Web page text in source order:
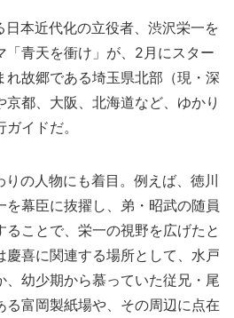
本近代化の立役者、渋沢栄一を
「青天を衝け」が、2月にスター
れ故郷である埼玉県北部（現・深
都、大阪、北海道など、ゆかり
イドだ。
の人物にも着目。例えば、徳川
を幕臣に抜擢し、弟・昭武の随員
ることで、栄一の視野を広げたと
慶喜に関連する場所として、水戸
、幼少期から慕っていた従兄・尾
る富岡製紙場や、その周辺に点在